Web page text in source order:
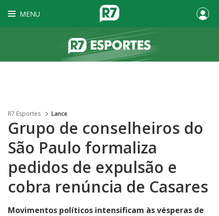
MENU
R7 Esportes Lance
Grupo de conselheiros do
São Paulo formaliza
pedidos de expulsão e
cobra renúncia de Casares
Movimentos políticos intensificam às vésperas de